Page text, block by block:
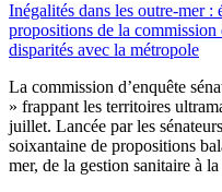
Inégalités dans les outre-mer
propositions de la commission
disparités avec la métropole
La commission d’enquête
» frappant les territoires
juillet. Lancée par les
soixantaine de propositions
mer, de la gestion sanitaire à